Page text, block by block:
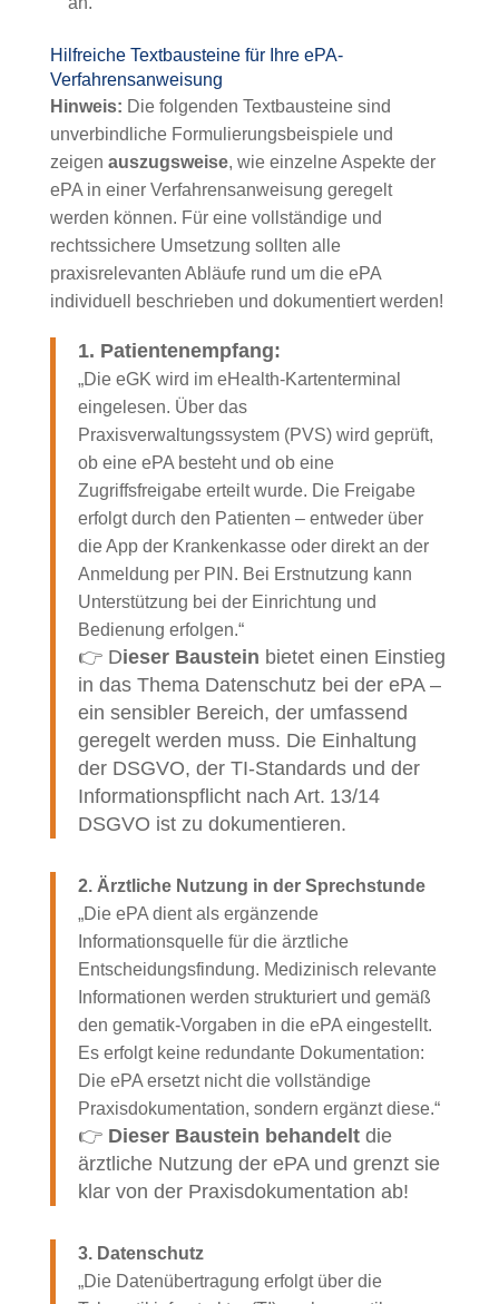
Hilfreiche Textbausteine für Ihre ePA-
Verfahrensanweisung
Hinweis: Die folgenden Textbausteine sind
unverbindliche Formulierungsbeispiele und
zeigen auszugsweise, wie einzelne Aspekte der
ePA in einer Verfahrensanweisung geregelt
werden können. Für eine vollständige und
rechtssichere Umsetzung sollten alle
praxisrelevanten Abläufe rund um die ePA
individuell beschrieben und dokumentiert werden!
1. Patientenempfang:
„Die eGK wird im eHealth-Kartenterminal
eingelesen. Über das
Praxisverwaltungssystem (PVS) wird geprüft,
ob eine ePA besteht und ob eine
Zugriffsfreigabe erteilt wurde. Die Freigabe
erfolgt durch den Patienten – entweder über
die App der Krankenkasse oder direkt an der
Anmeldung per PIN. Bei Erstnutzung kann
Unterstützung bei der Einrichtung und
Bedienung erfolgen.“
👉 Dieser Baustein bietet einen Einstieg
in das Thema Datenschutz bei der ePA –
ein sensibler Bereich, der umfassend
geregelt werden muss. Die Einhaltung
der DSGVO, der TI-Standards und der
Informationspflicht nach Art. 13/14
DSGVO ist zu dokumentieren.
2. Ärztliche Nutzung in der Sprechstunde
„Die ePA dient als ergänzende
Informationsquelle für die ärztliche
Entscheidungsfindung. Medizinisch relevante
Informationen werden strukturiert und gemäß
den gematik-Vorgaben in die ePA eingestellt.
Es erfolgt keine redundante Dokumentation:
Die ePA ersetzt nicht die vollständige
Praxisdokumentation, sondern ergänzt diese.“
👉 Dieser Baustein behandelt die
ärztliche Nutzung der ePA und grenzt sie
klar von der Praxisdokumentation ab!
3. Datenschutz
„Die Datenübertragung erfolgt über die